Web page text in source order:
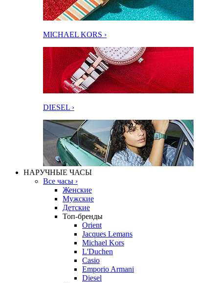
MICHAEL KORS ›
DIESEL ›
НАРУЧНЫЕ ЧАСЫ
Все часы ›
Женские
Мужские
Детские
Топ-бренды
Orient
Jacques Lemans
Michael Kors
L'Duchen
Casio
Emporio Armani
Diesel